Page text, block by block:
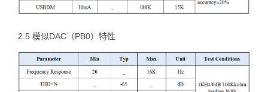
2.5 模似DAC（PB0）特性